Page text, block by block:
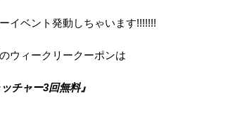
イベント発動しちゃいます!!!!!!!
ウィークリークーポンは
チャー3回無料』